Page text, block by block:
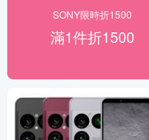
SONY限時折1500
滿1件折1500